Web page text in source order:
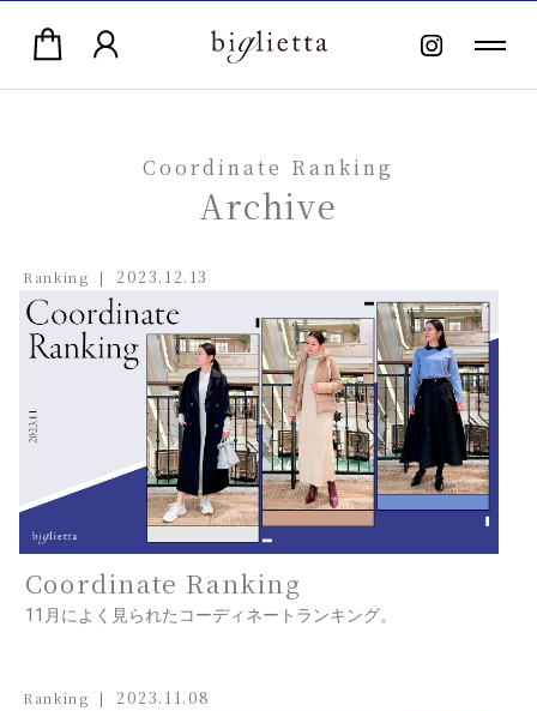
Coordinate Ranking
Archive
Ranking 2023.12.13
Coordinate Ranking
11月によく見られたコーディネートランキング。
Ranking 2023.11.08